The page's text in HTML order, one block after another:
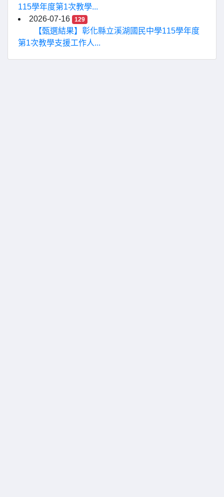
115學年度第1次教學...
2026-07-16
129
【甄選結果】彰化縣立溪湖國民中學115學年度
第1次教學支援工作人...